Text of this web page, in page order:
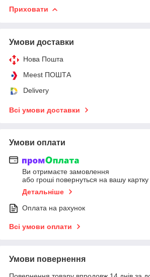
Приховати
Умови доставки
Нова Пошта
Meest ПОШТА
Delivery
Всі умови доставки
Умови оплати
Ви отримаєте замовлення
або гроші повернуться на вашу картку
Детальніше
Оплата на рахунок
Всі умови оплати
Умови повернення